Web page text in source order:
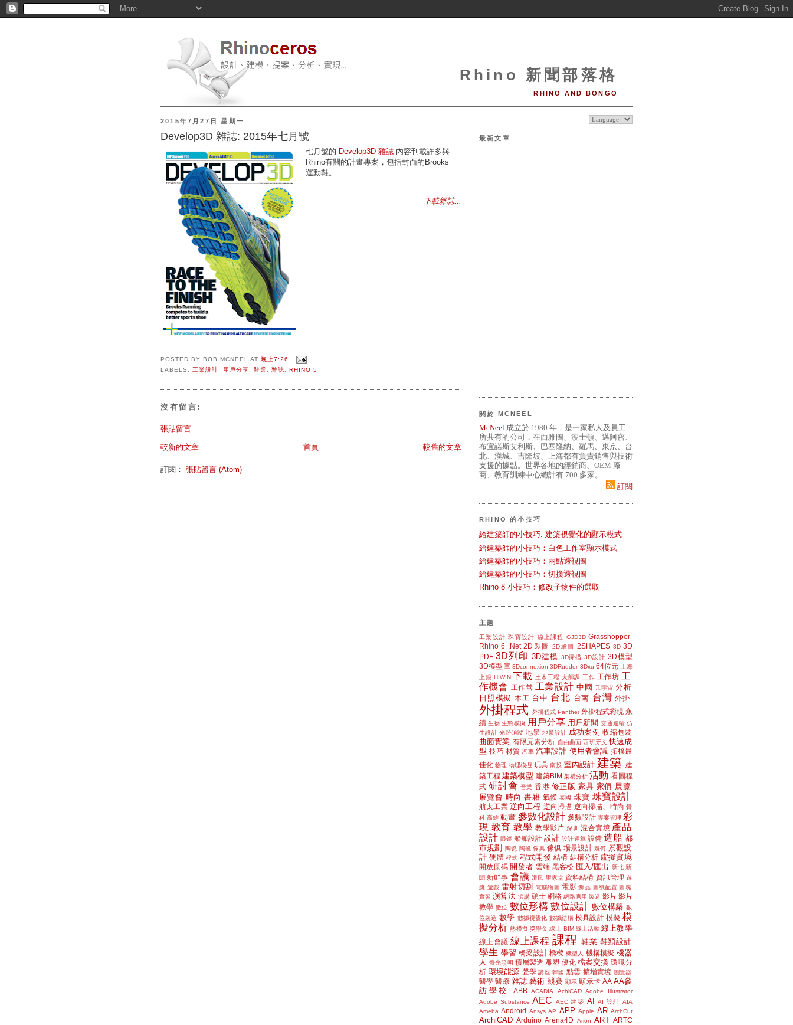
Rhino 新聞部落格
RHINO AND BONGO
2015年7月27日 星期一
Develop3D 雜誌: 2015年七月號
七月號的 Develop3D 雜誌 內容刊載許多與
Rhino有關的計畫專案，包括封面的Brooks
運動鞋。
下載雜誌...
POSTED BY BOB MCNEEL AT 晚上7:26
LABELS: 工業設計, 用戶分享, 鞋業, 雜誌, RHINO 5
沒有留言:
張貼留言
較新的文章 較舊的文章
首頁
訂閱： 張貼留言 (Atom)
最新文章
關於 MCNEEL
McNeel 成立於 1980 年，是一家私人及員工
所共有的公司，在西雅圖、波士頓、邁阿密、
布宜諾斯艾利斯、巴塞隆納、羅馬、東京、台
北、漢城、吉隆坡、上海都有負責銷售與技術
支援的據點。世界各地的經銷商、OEM 廠
商、教育訓練中心總計有 700 多家。
訂閱
RHINO 的小技巧
給建築師的小技巧: 建築視覺化的顯示模式
給建築師的小技巧：白色工作室顯示模式
給建築師的小技巧：兩點透視圖
給建築師的小技巧：切換透視圖
Rhino 8 小技巧：修改子物件的選取
主題
工業設計 珠寶設計 線上課程 GJD3D Grasshopper
Rhino 6
.Net 2D製圖 2D繪圖 2SHAPES 3D 3D
PDF 3D列印 3D建模 3D掃描 3D設計 3D模型
3D模型庫 3Dconnexion 3DRudder 3Dxu 64位元
上海
上銀 HIWIN 下載 土木工程 大師課 工作 工作坊 工
作機會 工作營 工業設計 中國 元宇宙 分析
日照模擬
木工 台中 台北 台南 台灣 外掛
外掛程式 外掛程式 Panther 外掛程式彩現 永
續 生物 生態模擬 用戶分享 用戶新聞 交通運輸 仿
生設計 光跡追蹤 地景 地景設計 成功案例 收縮包裝
曲面實業 有限元素分析 自由曲面 西班牙文 快速成
型 技巧 材質 汽車 汽車設計 使用者會議 拓樸最
佳化 物理 物理模擬 玩具 南投 室內設計 建築 建
築工程 建築模型 建築BIM 架構分析 活動 看圖程
式 研討會 音樂 香港 修正版 家具 家俱 展覽
展覽會 時尚 書籍 氣候 泰國 珠寶 珠寶設計
航太工業 逆向工程 逆向掃描 逆向掃描、時尚 骨
科 高雄 動畫 參數化設計 參數設計 專案管理 彩
現 教育 教學 教學影片 深圳 混合實境 產品
設計 眼鏡 船舶設計 設計 設計運算 設備 造船 都
市規劃
陶瓷 陶磁 傢具 傢俱 場景設計 幾何 景觀設
計 硬體 程式 程式開發 結構 結構分析 虛擬實境
開放原碼 開發者 雲端 黑客松 匯入/匯出 新北 新
聞 新鮮事 會議 滑鼠 聖家堂 資料結構 資訊管理 遊
艇 遊戲 雷射切割 電腦繪圖 電影 飾品 圖紙配置 圖塊
實習 演算法 演講 碩士 網格 網路應用 製造 影片 影片
教學 數位 數位形構 數位設計 數位構築 數
位製造 數學 數據視覺化 數據結構 模具設計 模擬 模
擬分析 熱模擬 獎學金 線上 BIM 線上活動 線上教學
線上會議 線上課程 課程 鞋業 鞋類設計
學生 學習 橋梁設計 橋樑 機型人 機構模擬 機器
人
燈光照明 積層製造 雕塑 優化 檔案交換 環境分
析 環境能源 聲學 講座 韓國 點雲 擴增實境 瀏覽器
醫學 醫療 雜誌 藝術 競賽 顯示 顯示卡 AA AA參
訪學校
ABB ACADIA AchiCAD
Adobe Illustrator
Adobe Substance AEC AEC.建築 AI AI 設計 AIA
Ameba Android Ansys AP APP Apple AR ArchCut
ArchiCAD Arduino Arena4D Arion ART ARTC